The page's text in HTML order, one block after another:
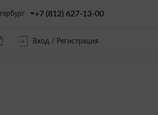
+7 (812) 627-13-00
Вход / Регистрация